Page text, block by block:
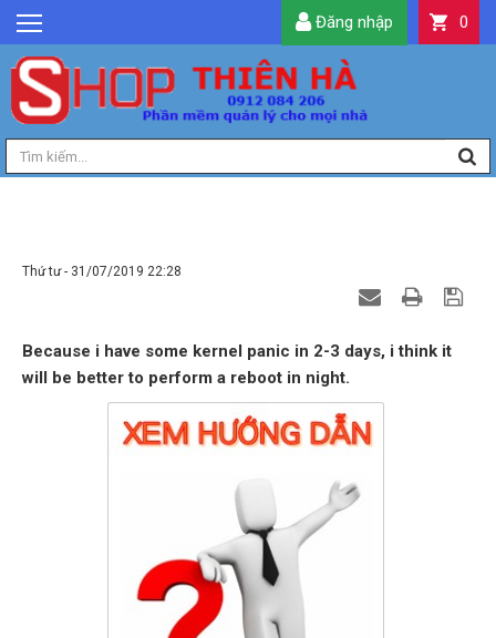
GIỚI THIỆU
TIN TỨC
SẢN PHẨM
DỊCH VỤ
TIỆN ÍCH
0
Đăng nhập
Thứ tư - 31/07/2019 22:28
Because i have some kernel panic in 2-3 days, i think it
will be better to perform a reboot in night.